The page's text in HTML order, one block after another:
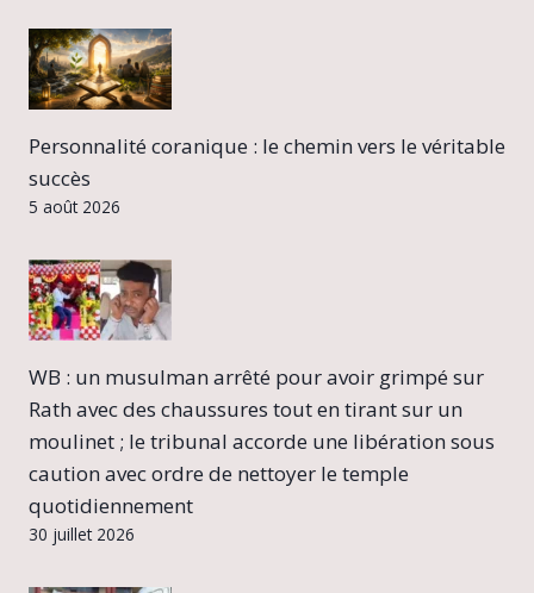
Personnalité coranique : le chemin vers le véritable
succès
5 août 2026
WB : un musulman arrêté pour avoir grimpé sur
Rath avec des chaussures tout en tirant sur un
moulinet ; le tribunal accorde une libération sous
caution avec ordre de nettoyer le temple
quotidiennement
30 juillet 2026